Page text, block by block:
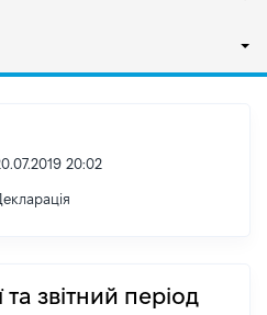
20:02
та звітний період